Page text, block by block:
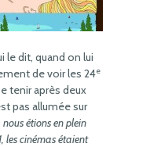
le dit, quand on lui
de voir les 24e
tenir après deux
pas allumée sur
étions en plein
les cinémas étaient